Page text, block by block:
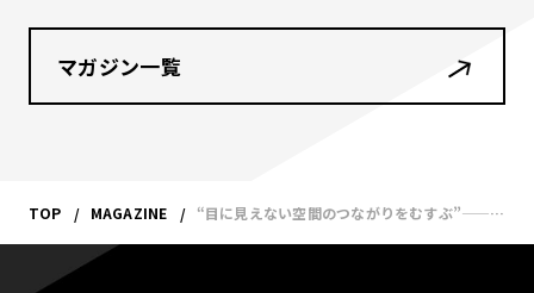
マガジン一覧
TOP MAGAZINE “目に見えない空間のつながりをむすぶ”——2024年 今年の抱負！